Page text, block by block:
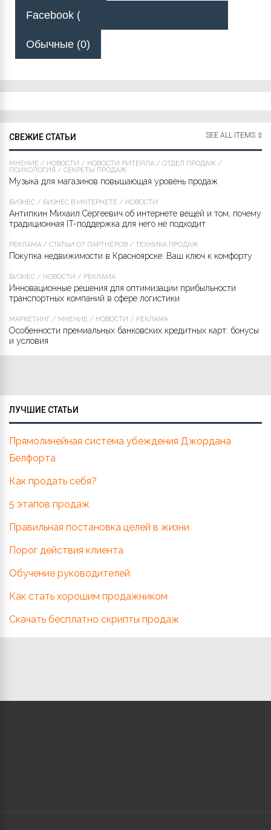
Facebook (
Обычные (0)
СВЕЖИЕ СТАТЬИ SEE ALL ITEMS
МНЕНИЕ / НОВОСТИ / НОВОСТИ РИТЕЙЛА / ОТДЕЛ ПРОДАЖ /
ПСИХОЛОГИЯ / СЕКРЕТЫ ПРОДАЖ
Музыка для магазинов повышающая уровень продаж
БИЗНЕС / БИЗНЕС В ИНТЕРНЕТЕ / НОВОСТИ
Антипкин Михаил Сергеевич об интернете вещей и том, почему
традиционная IT-поддержка для него не подходит
РЕКЛАМА / СТАТЬИ ОТ ПАРТНЁРОВ / ТЕХНИКА ПРОДАЖ
Покупка недвижимости в Красноярске: Ваш ключ к комфорту
БИЗНЕС / НОВОСТИ / РЕКЛАМА
Инновационные решения для оптимизации прибыльности
транспортных компаний в сфере логистики
МАРКЕТИНГ / МНЕНИЕ / НОВОСТИ / РЕКЛАМА
Особенности премиальных банковских кредитных карт: бонусы
и условия
ЛУЧШИЕ СТАТЬИ
Прямолинейная система убеждения Джордана
Белфорта
Как продать себя?
5 этапов продаж
Правильная постановка целей в жизни
Порог действия клиента
Обучение руководителей
Как стать хорошим продажником
Скачать бесплатно скрипты продаж